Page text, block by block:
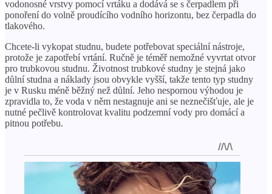
vodonosné vrstvy pomocí vrtáku a dodává se s čerpadlem při
ponoření do volně proudícího vodního horizontu, bez čerpadla do
tlakového.
Chcete-li vykopat studnu, budete potřebovat speciální nástroje,
protože je zapotřebí vrtání. Ručně je téměř nemožné vyvrtat otvor
pro trubkovou studnu. Životnost trubkové studny je stejná jako
důlní studna a náklady jsou obvykle vyšší, takže tento typ studny
je v Rusku méně běžný než důlní. Jeho nespornou výhodou je
zpravidla to, že voda v něm nestagnuje ani se neznečišťuje, ale je
nutné pečlivě kontrolovat kvalitu podzemní vody pro domácí a
pitnou potřebu.